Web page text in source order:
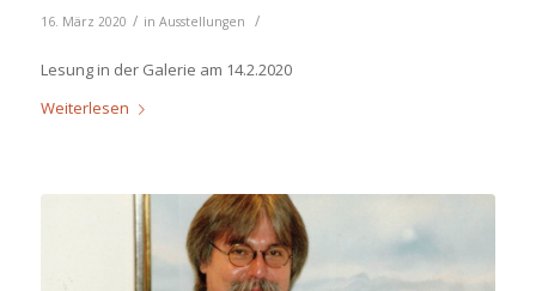
16. März 2020 / in Ausstellungen /
Lesung in der Galerie am 14.2.2020
Weiterlesen